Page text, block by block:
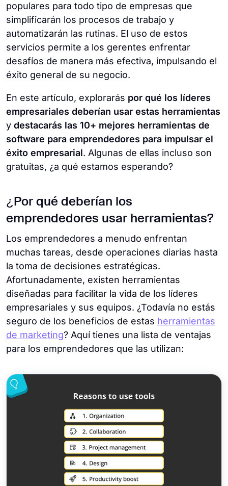
populares para todo tipo de empresas que
simplificarán los procesos de trabajo y
automatizarán las rutinas. El uso de estos
servicios permite a los gerentes enfrentar
desafíos de manera más efectiva, impulsando el
éxito general de su negocio.
En este artículo, explorarás por qué los líderes
empresariales deberían usar estas herramientas
y destacarás las 10+ mejores herramientas de
software para emprendedores para impulsar el
éxito empresarial. Algunas de ellas incluso son
gratuitas, ¿a qué estamos esperando?
¿Por qué deberían los
emprendedores usar herramientas?
Los emprendedores a menudo enfrentan
muchas tareas, desde operaciones diarias hasta
la toma de decisiones estratégicas.
Afortunadamente, existen herramientas
diseñadas para facilitar la vida de los líderes
empresariales y sus equipos. ¿Todavía no estás
seguro de los beneficios de estas herramientas
de marketing? Aquí tienes una lista de ventajas
para los emprendedores que las utilizan: